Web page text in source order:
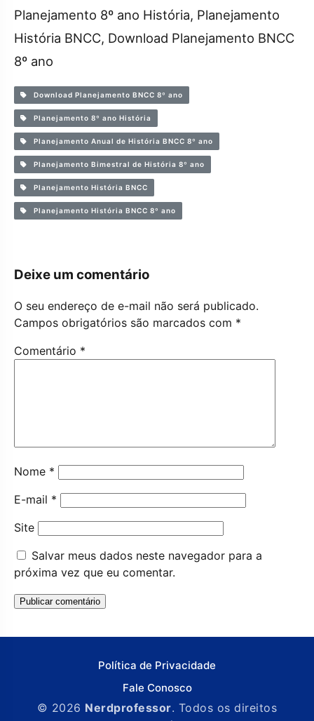
Planejamento 8º ano História, Planejamento
História BNCC, Download Planejamento BNCC
8º ano
Download Planejamento BNCC 8º ano
Planejamento 8º ano História
Planejamento Anual de História BNCC 8º ano
Planejamento Bimestral de História 8º ano
Planejamento História BNCC
Planejamento História BNCC 8º ano
Deixe um comentário
O seu endereço de e-mail não será publicado.
Campos obrigatórios são marcados com *
Comentário *
Nome *
E-mail *
Site
Salvar meus dados neste navegador para a
próxima vez que eu comentar.
Política de Privacidade
Fale Conosco
© 2026 Nerdprofessor. Todos os direitos